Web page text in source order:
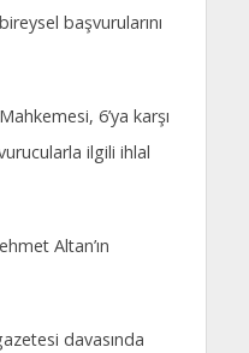
başvurularını
6’ya karşı
ilgili ihlal
Altan’ın
davasında